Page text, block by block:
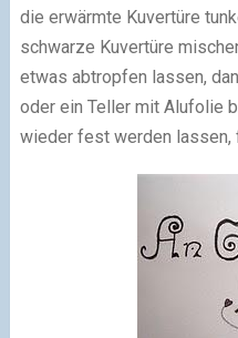
die erwärmte Kuvertüre
schwarze Kuvertüre
etwas abtropfen lassen,
oder ein Teller mit Alufolie
wieder fest werden lassen,